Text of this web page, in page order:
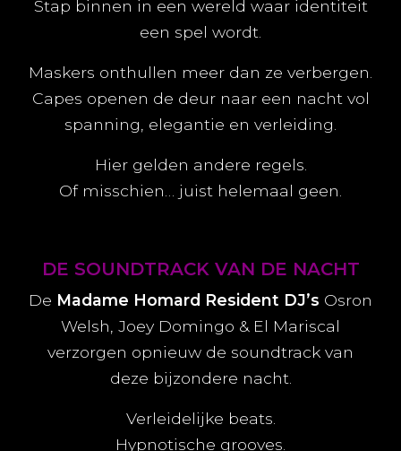
Stap binnen in een wereld waar identiteit
een spel wordt.
Maskers onthullen meer dan ze verbergen.
Capes openen de deur naar een nacht vol
spanning, elegantie en verleiding.
Hier gelden andere regels.
Of misschien… juist helemaal geen.
DE SOUNDTRACK VAN DE NACHT
De Madame Homard Resident DJ’s Osron
Welsh, Joey Domingo & El Mariscal
verzorgen opnieuw de soundtrack van
deze bijzondere nacht.
Verleidelijke beats.
Hypnotische grooves.